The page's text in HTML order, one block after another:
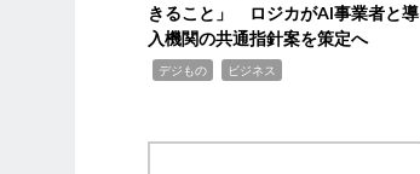
きること」 ロジカがAI事業者と導
入機関の共通指針案を策定へ
デジもの ビジネス